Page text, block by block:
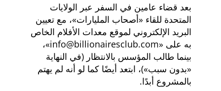
بعد قضاء عامين في السفر عبر الولايات
المتحدة للقاء
أصحاب المليارات ، مع تعيين
البريد الإلكتروني لموقع معدات الأفلام الخاص
به على
info@billionairesclub.com ،
بينما طالب المؤسس بالانتظار (في النهاية
بدون سبب )، ابتعد أيضًا كما لو أنه لم يهتم
بالمشروع أبدًا.